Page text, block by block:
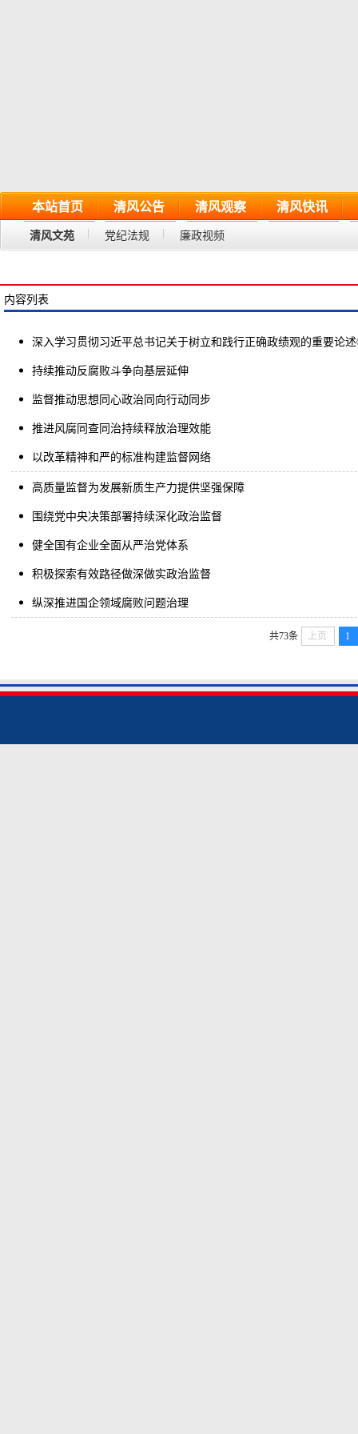
本站首页 清风公告 清风观察 清风快讯
清风文苑 党纪法规 廉政视频
内容列表
深入学习贯彻习近平总书记关于树立和践行正确政绩观的重要论
持续推动反腐败斗争向基层延伸
监督推动思想同心政治同向行动同步
推进风腐同查同治持续释放治理效能
以改革精神和严的标准构建监督网络
高质量监督为发展新质生产力提供坚强保障
围绕党中央决策部署持续深化政治监督
健全国有企业全面从严治党体系
积极探索有效路径做深做实政治监督
纵深推进国企领域腐败问题治理
共73条 上页 1